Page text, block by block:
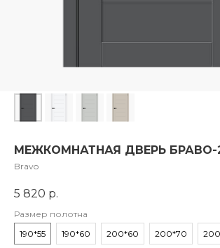
МЕЖКОМНАТНАЯ ДВЕРЬ БРАВО-
Bravo
5 820 р.
Размер полотна
190*55
190*60 200*60 200*70